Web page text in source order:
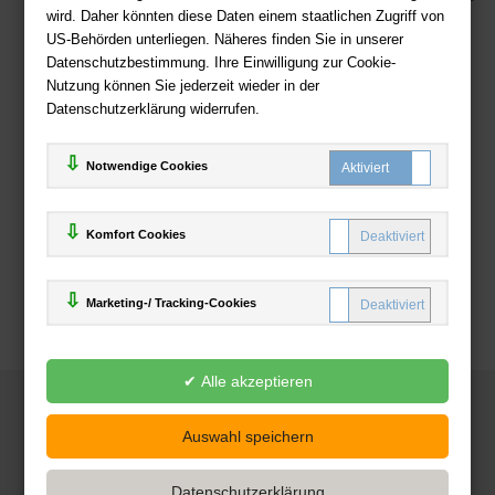
wird. Daher könnten diese Daten einem staatlichen Zugriff von
US-Behörden unterliegen. Näheres finden Sie in unserer
Datenschutzbestimmung. Ihre Einwilligung zur Cookie-
Nutzung können Sie jederzeit wieder in der
Datenschutzerklärung widerrufen.
Notwendige Cookies
Komfort Cookies
Marketing-/ Tracking-Cookies
Zahlweisen
Deutsche-Buchhandlung.de
www.deutsche-buchhandlung.de ist ein Angebot der
Handelsgesellschaft mbH
Powered by Inooga